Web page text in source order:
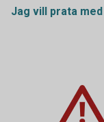
Jag vill prata